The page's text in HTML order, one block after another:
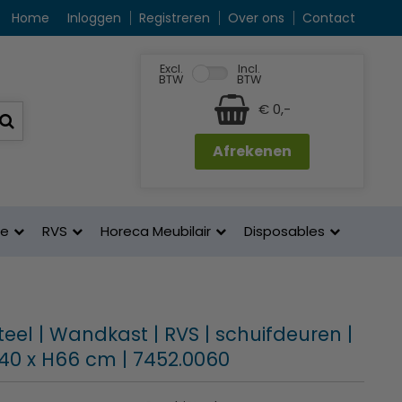
Home Inloggen Registreren Over ons Contact
Excl.
BTW
Incl.
BTW
€ 0,-
Afrekenen
RVS Horeca Meubilair Disposables
| Wandkast | RVS | schuifdeuren |
x H66 cm | 7452.0060